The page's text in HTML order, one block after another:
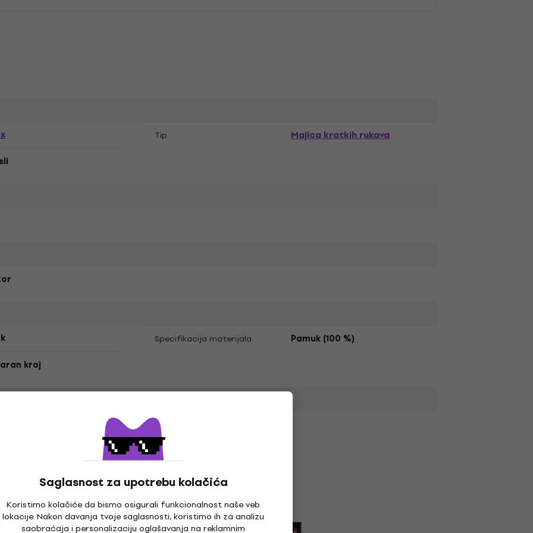
Saglasnost za upotrebu kolačića
Koristimo kolačiće da bismo osigurali funkcionalnost naše veb
lokacije. Nakon davanja tvoje saglasnosti, koristimo ih za analizu
saobraćaja i personalizaciju oglašavanja na reklamnim
Tip Majica kratkih rukava
Specifikacija materijala
Pamuk (100 %)
kroj